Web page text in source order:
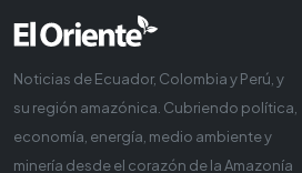
Noticias de Ecuador, Colombia y Perú, y
su región amazónica. Cubriendo política,
economía, energía, medio ambiente y
minería desde el corazón de la Amazonía